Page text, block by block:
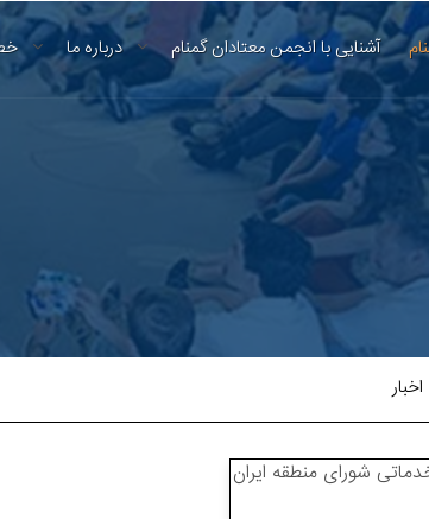
آشنایی با انجمن معتادان گمنام درباره ما
اخبار